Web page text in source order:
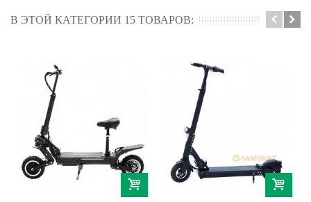
В ЭТОЙ КАТЕГОРИИ 15 ТОВАРОВ: